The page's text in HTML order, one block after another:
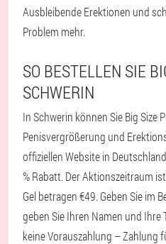
Ausbleibende Erektionen und
Problem mehr.
SO BESTELLEN SIE
SCHWERIN
In Schwerin können Sie Big Size
Penisvergrößerung und
offiziellen Website in
% Rabatt. Der Aktionszeitraum
Gel betragen €49. Geben Sie im
geben Sie Ihren Namen und
keine Vorauszahlung – Zahlung